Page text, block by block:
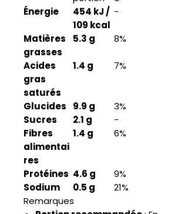
Énergie
454 kJ /
109 kcal
-
Matières
grasses
5.3 g 8%
Acides
gras
saturés
1.4 g 7%
Glucides 9.9 g
3%
Sucres
2.1 g
-
Fibres
alimentai
res
1.4 g 6%
Protéines 4.6 g
9%
Sodium
0.5 g
21%
Remarques